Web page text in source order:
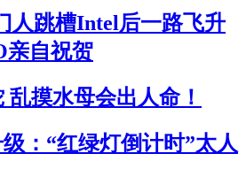
人跳槽Intel后一路飞升
亲自祝贺
摸水母会出人命！
：“红绿灯倒计时”太人